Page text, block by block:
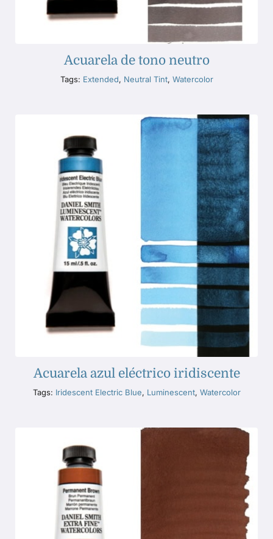
Acuarela de tono neutro
Tags: Extended, Neutral Tint, Watercolor
Acuarela azul eléctrico iridiscente
Tags: Iridescent Electric Blue, Luminescent, Watercolor